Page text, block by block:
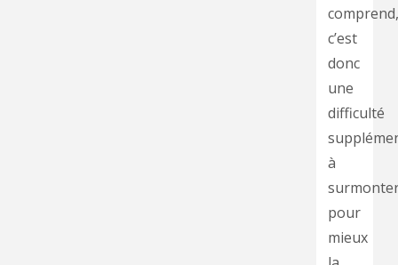
comprend,
c’est
donc
une
difficulté
à
pour
mieux